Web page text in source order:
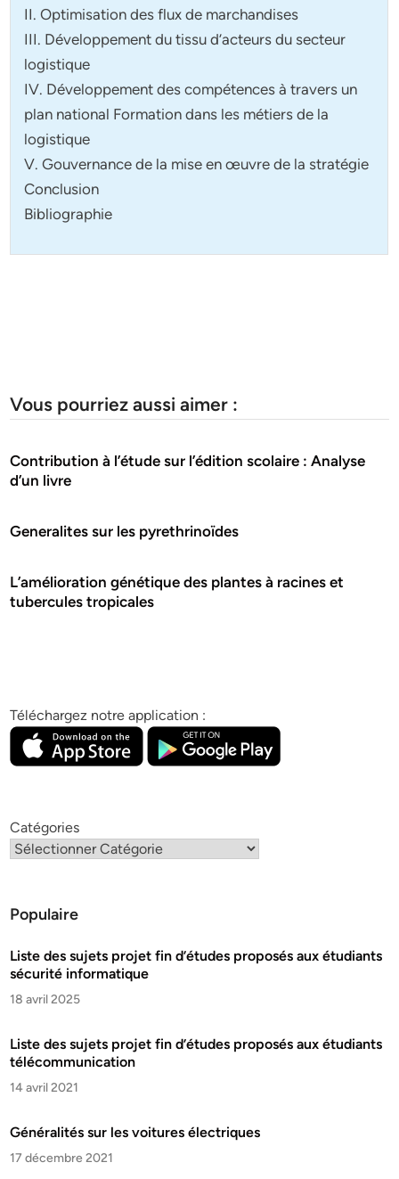
II. Optimisation des flux de marchandises
III. Développement du tissu d’acteurs du secteur
logistique
IV. Développement des compétences à travers un
plan national Formation dans les métiers de la
logistique
V. Gouvernance de la mise en œuvre de la stratégie
Conclusion
Bibliographie
Vous pourriez aussi aimer :
Contribution à l’étude sur l’édition scolaire : Analyse
d’un livre
Generalites sur les pyrethrinoïdes
L’amélioration génétique des plantes à racines et
tubercules tropicales
Téléchargez notre application :
Catégories
Populaire
Liste des sujets projet fin d’études proposés aux étudiants
sécurité informatique
18 avril 2025
Liste des sujets projet fin d’études proposés aux étudiants
télécommunication
14 avril 2021
Généralités sur les voitures électriques
17 décembre 2021